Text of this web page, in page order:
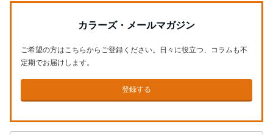
カラーズ・メールマガジン
ご希望の方はこちらからご登録ください。日々に役立つ、コラムも不
定期でお届けします。
登録する